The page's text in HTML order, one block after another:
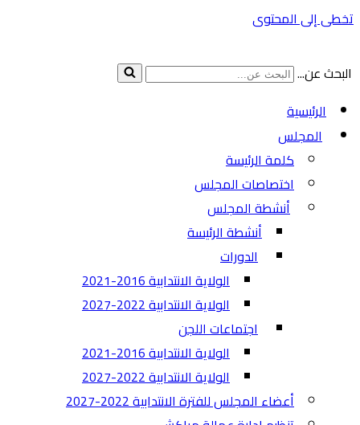
تخطى إلى المحتوى
البحث عن...
الرئيسية
المجلس
كلمة الرئيسة
اختصاصات المجلس
أنشطة المجلس
أنشطة الرئيسة
الدورات
الولاية الانتدابية 2016-2021
الولاية الانتدابية 2022-2027
اجتماعات اللجن
الولاية الانتدابية 2016-2021
الولاية الانتدابية 2022-2027
أعضاء المجلس للفترة الانتدابية 2022-2027